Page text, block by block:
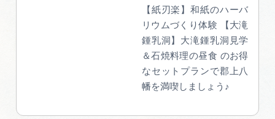
【紙刃楽】和紙のハーバ
リウムづくり体験 【大滝
鍾乳洞】大滝鍾乳洞見学
＆石焼料理の昼食 のお得
なセットプランで郡上八
幡を満喫しましょう♪